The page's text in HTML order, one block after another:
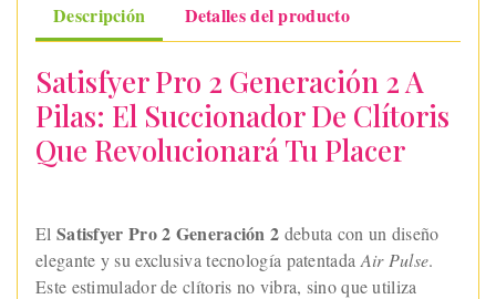
Descripción Detalles del producto
Satisfyer Pro 2 Generación 2 A
Pilas: El Succionador De Clítoris
Que Revolucionará Tu Placer
El Satisfyer Pro 2 Generación 2 debuta con un diseño
elegante y su exclusiva tecnología patentada Air Pulse.
Este estimulador de clítoris no vibra, sino que utiliza